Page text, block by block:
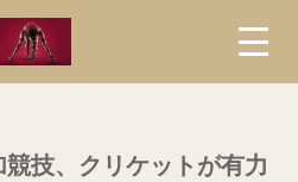
技、クリケットが有力